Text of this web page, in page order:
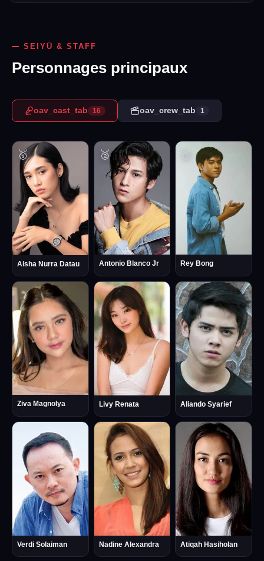
SEIYŪ & STAFF
Personnages principaux
oav_cast_tab 16 oav_crew_tab 1
🥇
Aisha Nurra Datau
🥈
Antonio Blanco Jr
🥉
Rey Bong
Ziva Magnolya Livy Renata Aliando Syarief
Verdi Solaiman Nadine Alexandra Atiqah Hasiholan